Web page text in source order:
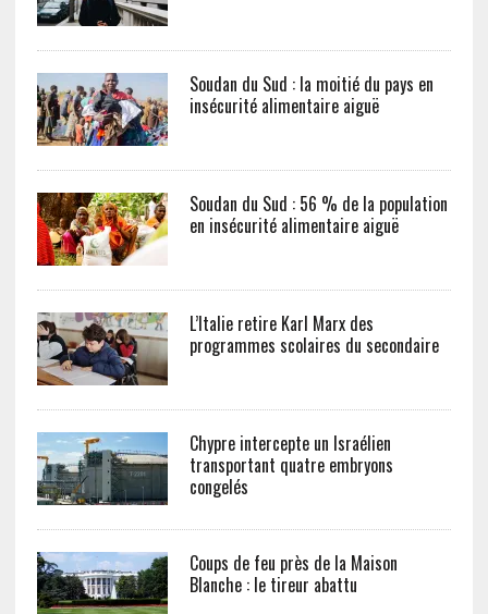
Soudan du Sud : la moitié du pays en
insécurité alimentaire aiguë
Soudan du Sud : 56 % de la population
en insécurité alimentaire aiguë
L’Italie retire Karl Marx des
programmes scolaires du secondaire
Chypre intercepte un Israélien
transportant quatre embryons
congelés
Coups de feu près de la Maison
Blanche : le tireur abattu